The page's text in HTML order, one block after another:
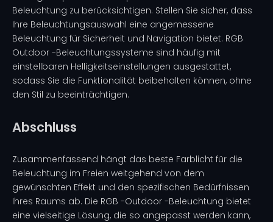
Beleuchtung zu berücksichtigen. Stellen Sie sicher, dass
Ihre Beleuchtungsauswahl eine angemessene
Beleuchtung für Sicherheit und Navigation bietet. RGB
Outdoor -Beleuchtungssysteme sind häufig mit
einstellbaren Helligkeitseinstellungen ausgestattet,
sodass Sie die Funktionalität beibehalten können, ohne
den Stil zu beeinträchtigen.
Abschluss
Zusammenfassend hängt das beste Farblicht für die
Beleuchtung im Freien weitgehend von dem
gewünschten Effekt und den spezifischen Bedürfnissen
Ihres Raums ab. Die RGB -Outdoor -Beleuchtung bietet
eine vielseitige Lösung, die so angepasst werden kann,